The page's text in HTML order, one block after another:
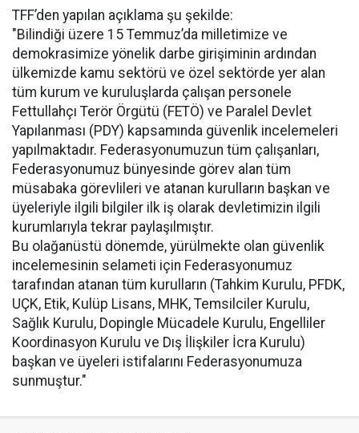
TFF’den yapılan açıklama şu şekilde:
"Bilindiği üzere 15 Temmuz’da milletimize ve
demokrasimize yönelik darbe girişiminin ardından
ülkemizde kamu sektörü ve özel sektörde yer alan
tüm kurum ve kuruluşlarda çalışan personele
Fettullahçı Terör Örgütü (FETÖ) ve Paralel Devlet
Yapılanması (PDY) kapsamında güvenlik incelemeleri
yapılmaktadır. Federasyonumuzun tüm çalışanları,
Federasyonumuz bünyesinde görev alan tüm
müsabaka görevlileri ve atanan kurulların başkan ve
üyeleriyle ilgili bilgiler ilk iş olarak devletimizin ilgili
kurumlarıyla tekrar paylaşılmıştır.
Bu olağanüstü dönemde, yürülmekte olan güvenlik
incelemesinin selameti için Federasyonumuz
tarafından atanan tüm kurulların (Tahkim Kurulu, PFDK,
UÇK, Etik, Kulüp Lisans, MHK, Temsilciler Kurulu,
Sağlık Kurulu, Dopingle Mücadele Kurulu, Engelliler
Koordinasyon Kurulu ve Dış İlişkiler İcra Kurulu)
başkan ve üyeleri istifalarını Federasyonumuza
sunmuştur."